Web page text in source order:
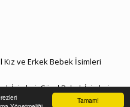
Tamam!
Kız ve Erkek Bebek İsimleri
İsimleri, Güzel Bebek İsimleri